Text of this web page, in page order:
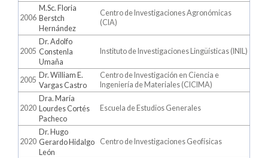
2006
M.Sc. Floria
Berstch
Hernández
Centro de Investigaciones Agronómicas
(CIA)
2005
Dr. Adolfo
Constenla
Umaña
Instituto de Investigaciones Lingüísticas (INIL)
2005
Dr. William E.
Vargas Castro
Centro de Investigación en Ciencia e
Ingeniería de Materiales (CICIMA)
2020
Dra. María
Lourdes Cortés
Pacheco
Escuela de Estudios Generales
2020
Dr. Hugo
Gerardo Hidalgo
León
Centro de Investigaciones Geofísicas